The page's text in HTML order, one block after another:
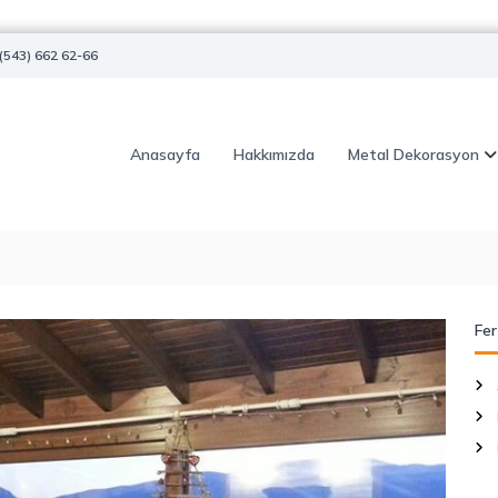
662 62-66
Anasayfa Hakkımızda Metal Dekorasyon